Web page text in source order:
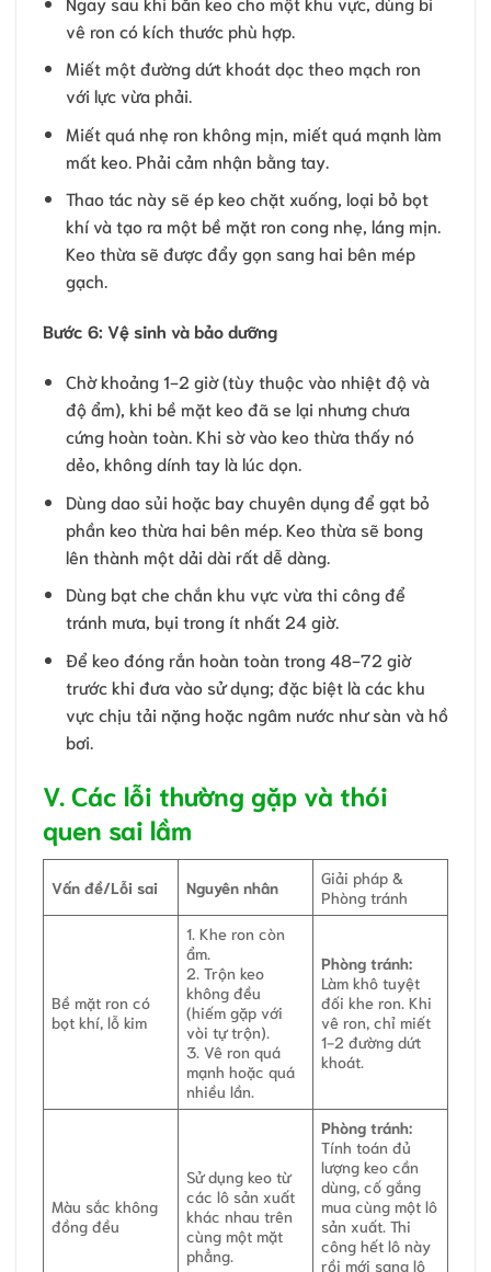
vê ron có kích thước phù hợp.
Miết một đường dứt khoát dọc theo mạch ron
với lực vừa phải.
Miết quá nhẹ ron không mịn, miết quá mạnh làm
mất keo. Phải cảm nhận bằng tay.
Thao tác này sẽ ép keo chặt xuống, loại bỏ bọt
khí và tạo ra một bề mặt ron cong nhẹ, láng mịn.
Keo thừa sẽ được đẩy gọn sang hai bên mép
gạch.
Bước 6: Vệ sinh và bảo dưỡng
Chờ khoảng 1-2 giờ (tùy thuộc vào nhiệt độ và
độ ẩm), khi bề mặt keo đã se lại nhưng chưa
cứng hoàn toàn. Khi sờ vào keo thừa thấy nó
dẻo, không dính tay là lúc dọn.
Dùng dao sủi hoặc bay chuyên dụng để gạt bỏ
phần keo thừa hai bên mép. Keo thừa sẽ bong
lên thành một dải dài rất dễ dàng.
Dùng bạt che chắn khu vực vừa thi công để
tránh mưa, bụi trong ít nhất 24 giờ.
Để keo đóng rắn hoàn toàn trong 48-72 giờ
trước khi đưa vào sử dụng; đặc biệt là các khu
vực chịu tải nặng hoặc ngâm nước như sàn và hồ
bơi.
V. Các lỗi thường gặp và thói
quen sai lầm
Vấn đề/Lỗi sai Nguyên nhân
Giải pháp &
Phòng tránh
Bề mặt ron có
bọt khí, lỗ kim
1. Khe ron còn
ẩm.
2. Trộn keo
không đều
(hiếm gặp với
vòi tự trộn).
3. Vê ron quá
mạnh hoặc quá
nhiều lần.
Phòng tránh:
Làm khô tuyệt
đối khe ron. Khi
vê ron, chỉ miết
1-2 đường dứt
khoát.
Màu sắc không
đồng đều
Sử dụng keo từ
các lô sản xuất
khác nhau trên
cùng một mặt
phẳng.
Phòng tránh:
Tính toán đủ
lượng keo cần
dùng, cố gắng
mua cùng một lô
sản xuất. Thi
công hết lô này
rồi mới sang lô